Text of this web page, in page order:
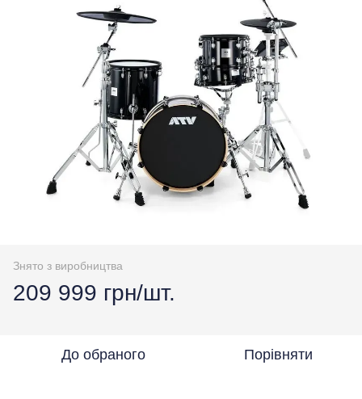
Знято з виробництва
209 999 грн/шт.
До обраного Порівняти